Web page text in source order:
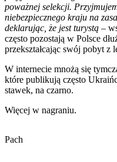
poważnej selekcji.
niebezpiecznego kraju na
deklarując, że jest turystą –
często pozostają w Polsce
przekształcając swój pobyt z
W internecie mnożą się
które publikują często
stawek, na czarno.
Więcej w nagraniu.
Pach